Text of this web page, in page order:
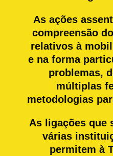
As ações
compreensão
relativos à
e na forma
problemas,
múltiplas
metodologias
As ligações que
várias
permitem à